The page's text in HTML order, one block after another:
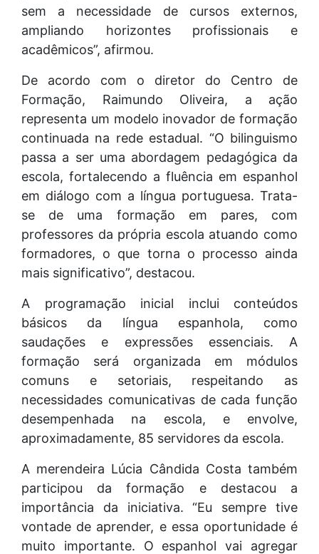
sem a necessidade de cursos externos,
ampliando horizontes profissionais e
acadêmicos”, afirmou.
De acordo com o diretor do Centro de
Formação, Raimundo Oliveira, a ação
representa um modelo inovador de formação
continuada na rede estadual. “O bilinguismo
passa a ser uma abordagem pedagógica da
escola, fortalecendo a fluência em espanhol
em diálogo com a língua portuguesa. Trata-
se de uma formação em pares, com
professores da própria escola atuando como
formadores, o que torna o processo ainda
mais significativo”, destacou.
A programação inicial inclui conteúdos
básicos da língua espanhola, como
saudações e expressões essenciais. A
formação será organizada em módulos
comuns e setoriais, respeitando as
necessidades comunicativas de cada função
desempenhada na escola, e envolve,
aproximadamente, 85 servidores da escola.
A merendeira Lúcia Cândida Costa também
participou da formação e destacou a
importância da iniciativa. “Eu sempre tive
vontade de aprender, e essa oportunidade é
muito importante. O espanhol vai agregar